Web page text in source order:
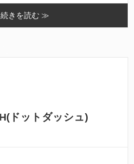
続きを読む ≫
ドットダッシュ)